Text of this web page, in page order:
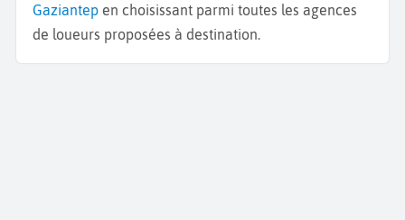
Gaziantep en choisissant parmi toutes les agences
de loueurs proposées à destination.